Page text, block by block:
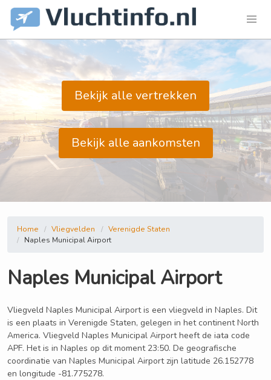
Bekijk alle vertrekken
Bekijk alle aankomsten
Home Vliegvelden
Verenigde Staten
Naples Municipal Airport
Naples Municipal Airport
Vliegveld Naples Municipal Airport is een vliegveld in Naples. Dit
is een plaats in Verenigde Staten, gelegen in het continent North
America. Vliegveld Naples Municipal Airport heeft de iata code
APF. Het is in Naples op dit moment 23:50. De geografische
coordinatie van Naples Municipal Airport zijn latitude 26.152778
en longitude -81.775278.